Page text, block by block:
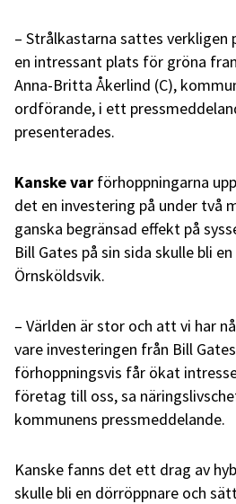
– Strålkastarna sattes verkligen
en intressant plats för gröna
Anna-Britta Åkerlind (C),
ordförande, i ett
presenterades.
Kanske var förhoppningarna
det en investering på under två
ganska begränsad effekt på
Bill Gates på sin sida skulle bli
Örnsköldsvik.
– Världen är stor och att vi har
vare investeringen från Bill
förhoppningsvis får ökat
företag till oss, sa
kommunens pressmeddelande.
Kanske fanns det ett drag av
skulle bli en dörröppnare och